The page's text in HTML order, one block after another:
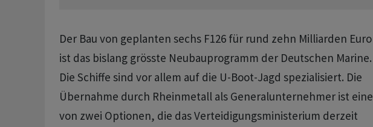
Der Bau von geplanten sechs F126 für rund zehn Milliarden Euro
ist das bislang grösste Neubauprogramm der Deutschen Marine.
Die Schiffe sind vor allem auf die U-Boot-Jagd spezialisiert. Die
Übernahme durch Rheinmetall als Generalunternehmer ist eine
von zwei Optionen, die das Verteidigungsministerium derzeit